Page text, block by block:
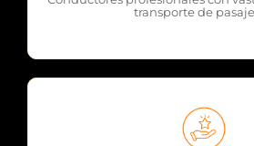
transporte de